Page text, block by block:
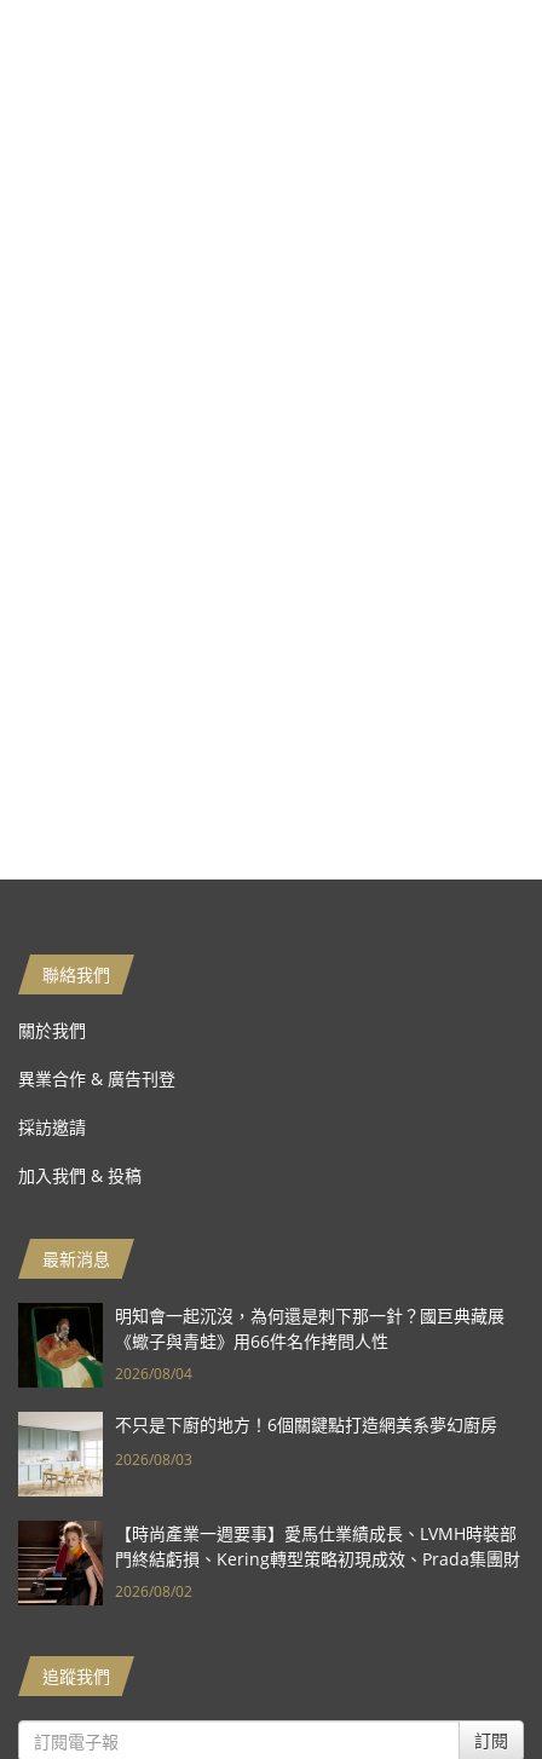
聯絡我們
關於我們
異業合作 & 廣告刊登
採訪邀請
加入我們 & 投稿
最新消息
明知會一起沉沒，為何還是刺下那一針？國巨典藏展
《蠍子與青蛙》用66件名作拷問人性
2026/08/04
不只是下廚的地方！6個關鍵點打造網美系夢幻廚房
2026/08/03
【時尚產業一週要事】愛馬仕業績成長、LVMH時裝部
門終結虧損、Kering轉型策略初現成效、Prada集團財
報亮眼
2026/08/02
追蹤我們
訂閱